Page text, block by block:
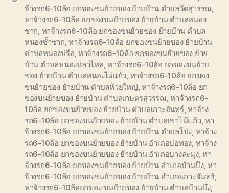
จ้างรถ6-10ล้อ ยกของขนย้ายของ ย้ายบ้าน ตำบลวัดสุวรรณ
หาจ้างรถ6-10ล้อ ยกของขนย้ายของ ย้ายบ้าน ตำบลหนอง
ชาก หาจ้างรถ6-10ล้อ ยกของขนย้ายของ ย้ายบ้าน ตำบล
หนองซ้ำซาก ,หาจ้างรถ6-10ล้อ ยกของขนย้ายของ ย้ายบ้าน
ตำบลหนองปรือ หาจ้างรถ6-10ล้อ ยกของขนย้ายของ ย้าย
บ้าน ตำบลหนองปลาไหล ,หาจ้างรถ6-10ล้อ ยกของขนย้าย
ของ ย้ายบ้าน ตำบลหนองไผ่แก้ว หาจ้างรถ6-10ล้อ ยกของ
ขนย้ายของ ย้ายบ้าน ตำบลห้วยใหญ่ ,หาจ้างรถ6-10ล้อ ยก
ของขนย้ายของ ย้ายบ้าน ตำบลเกษตรสุวรรณ,หาจ้างรถ6-
10ล้อ ยกของขนย้ายของ ย้ายบ้าน ตำบลเกาะจันทร์,หาจ้าง
รถ6-10ล้อ ยกของขนย้ายของ ย้ายบ้าน ตำบลเขาไม้แก้ว,หา
จ้างรถ6-10ล้อ ยกของขนย้ายของ ย้ายบ้าน ตำบลโป่ง หาจ้าง
รถ6-10ล้อ ยกของขนย้ายของ ย้ายบ้าน อำเภอบ่อทอง หาจ้าง
รถ6-10ล้อ ยกของขนย้ายของ ย้ายบ้าน อำเภอบางละมุง,หา
จ้างรถ6-10ล้อ ยกของขนย้ายของ ย้ายบ้าน อำเภอบ้านบึง, หา
จ้างรถ6-10ล้อ ยกของขนย้ายของ ย้ายบ้าน อำเภอเกาะจันทร์,
หาจ้างรถ6-10ล้อยกของ ขนย้ายของ ย้ายบ้าน ตำบลบ้านบึง